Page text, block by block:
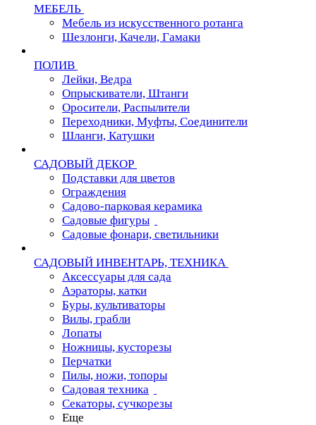
МЕБЕЛЬ
Мебель из искусственного ротанга
Шезлонги, Качели, Гамаки
ПОЛИВ
Лейки, Ведра
Опрыскиватели, Штанги
Оросители, Распылители
Переходники, Муфты, Соединители
Шланги, Катушки
САДОВЫЙ ДЕКОР
Подставки для цветов
Ограждения
Садово-парковая керамика
Садовые фигуры
Садовые фонари, светильники
САДОВЫЙ ИНВЕНТАРЬ, ТЕХНИКА
Аксессуары для сада
Аэраторы, катки
Буры, культиваторы
Вилы, грабли
Лопаты
Ножницы, кусторезы
Перчатки
Пилы, ножи, топоры
Садовая техника
Секаторы, сучкорезы
Еще